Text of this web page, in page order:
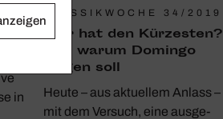
in
KLASSIKWOCHE 34/2019
Wer hat den Kürzesten?
Und warum Domingo
singen soll
Heute – aus aktu­ellem Anlass –
mit dem Versuch, eine ausge­